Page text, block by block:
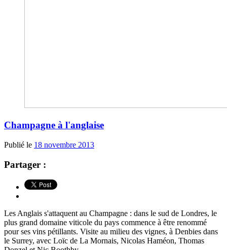
Champagne à l'anglaise
Publié le 18 novembre 2013
Partager :
Les Anglais s'attaquent au Champagne : dans le sud de Londres, le
plus grand domaine viticole du pays commence à être renommé
pour ses vins pétillants. Visite au milieu des vignes, à Denbies dans
le Surrey, avec Loïc de La Mornais, Nicolas Haméon, Thomas